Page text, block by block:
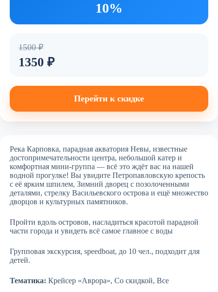
10%
1500 ₽
1350 ₽
Перейти к скидке
Река Карповка, парадная акватория Невы, известные
достопримечательности центра, небольшой катер и
комфортная мини-группа — всё это ждёт вас на нашей
водной прогулке! Вы увидите Петропавловскую крепость
с её ярким шпилем, Зимний дворец с позолоченными
деталями, стрелку Васильевского острова и ещё множество
дворцов и культурных памятников.
Пройти вдоль островов, насладиться красотой парадной
части города и увидеть всё самое главное с воды
Групповая экскурсия, speedboat, до 10 чел., подходит для
детей.
Тематика: Крейсер «Аврора», Со скидкой, Все